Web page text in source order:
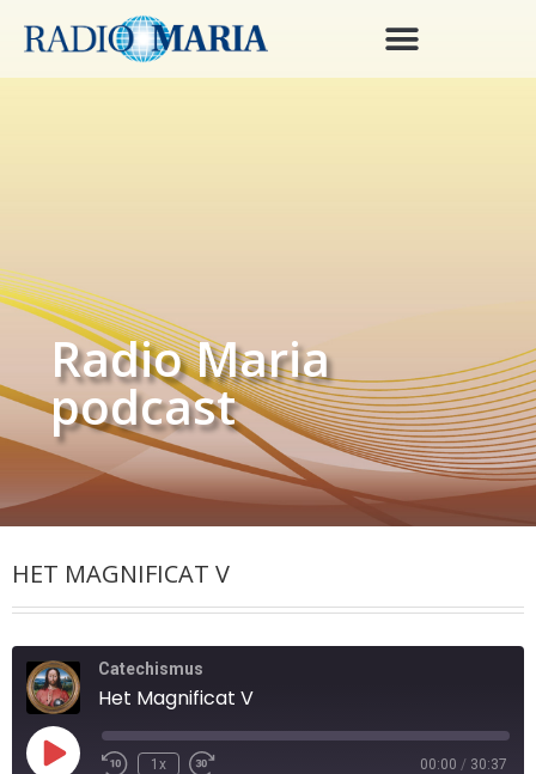
Radio Maria
podcast
HET MAGNIFICAT V
Catechismus
Het Magnificat V
1x 00:00 / 30:37